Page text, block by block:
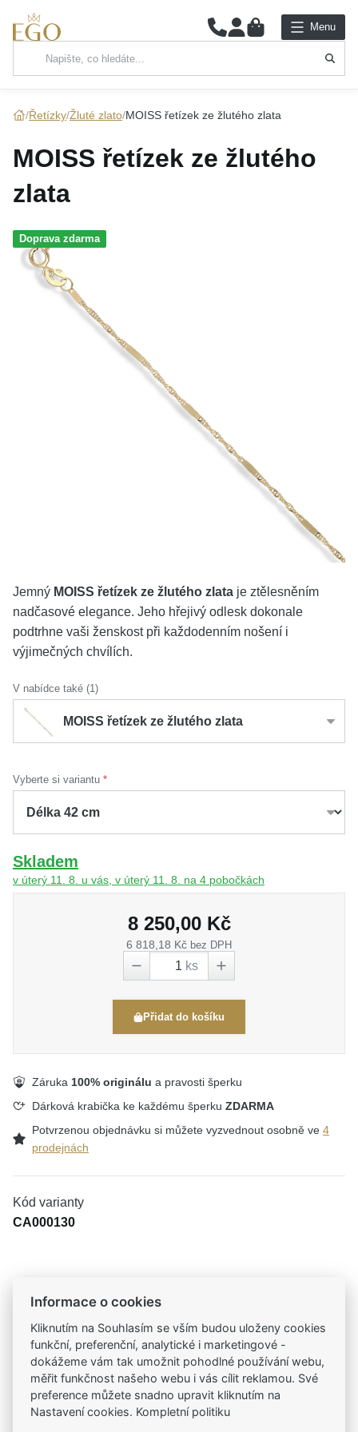
0 Menu
Hlavní kategorie
PRSTENY
NÁUŠNICE
Slovensko
Řetízky Žluté zlato MOISS řetízek ze žlutého zlata
MOISS řetízek ze žlutého
zlata
Doprava zdarma
Jemný MOISS řetízek ze žlutého zlata je ztělesněním
nadčasové elegance. Jeho hřejivý odlesk dokonale
podtrhne vaši ženskost při každodenním nošení i
výjimečných chvílích.
V nabídce také (1)
MOISS řetízek ze žlutého zlata
Vyberte si variantu
Skladem
v úterý 11. 8. u vás, v úterý 11. 8. na 4 pobočkách
8 250,00 Kč
6 818,18 Kč bez DPH
ks
Přidat do košíku
Záruka 100% originálu a pravosti šperku
Dárková krabička ke každému šperku ZDARMA
Potvrzenou objednávku si můžete vyzvednout osobně ve 4
prodejnách
Kód varianty
CA000130
Už od roku 2001 jsme součástí vašich příběhů
Široký výběr produktů
Na našem e-shopu máte výběr z tisíců šperků
Garance vysoké kvality
Informace o cookies
Kliknutím na Souhlasím se vším budou uloženy cookies
funkční, preferenční, analytické i marketingové -
dokážeme vám tak umožnit pohodlné používání webu,
měřit funkčnost našeho webu i vás cílit reklamou. Své
preference můžete snadno upravit kliknutím na
Nastavení cookies. Kompletní politiku